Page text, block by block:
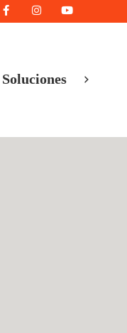
Soluciones